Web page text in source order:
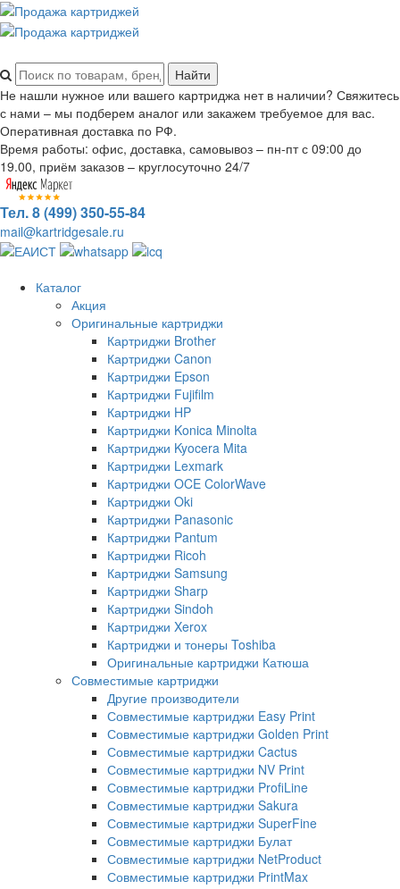
Не нашли нужное или вашего картриджа нет в наличии? Свяжитесь
с нами – мы подберем аналог или закажем требуемое для вас.
Оперативная доставка по РФ.
Время работы: офис, доставка, самовывоз – пн-пт с 09:00 до
19.00, приём заказов – круглосуточно 24/7
Тел. 8 (499) 350-55-84
mail@kartridgesale.ru
Каталог
Акция
Оригинальные картриджи
Картриджи Brother
Картриджи Canon
Картриджи Epson
Картриджи Fujifilm
Картриджи HP
Картриджи Konica Minolta
Картриджи Kyocera Mita
Картриджи Lexmark
Картриджи OCE ColorWave
Картриджи Oki
Картриджи Panasonic
Картриджи Pantum
Картриджи Ricoh
Картриджи Samsung
Картриджи Sharp
Картриджи Sindoh
Картриджи Xerox
Картриджи и тонеры Toshiba
Оригинальные картриджи Катюша
Совместимые картриджи
Другие производители
Совместимые картриджи Easy Print
Совместимые картриджи Golden Print
Совместимые картриджи Cactus
Совместимые картриджи NV Print
Совместимые картриджи ProfiLine
Совместимые картриджи Sakura
Совместимые картриджи SuperFine
Совместимые картриджи Булат
Совместимые картриджи NetProduct
Совместимые картриджи PrintMax